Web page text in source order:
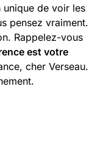
de voir les
pensez vraiment.
Rappelez-vous
est votre
cher Verseau.